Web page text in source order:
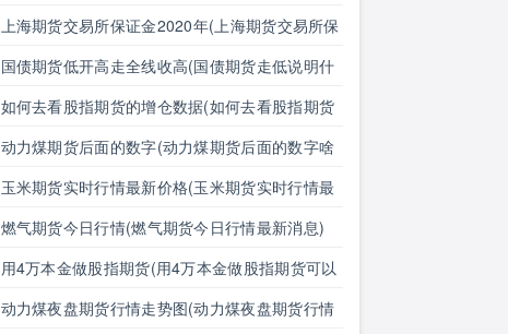
上海期货交易所保证金2020年(上海期货交易所保
证金2020年是多少)
国债期货低开高走全线收高(国债期货走低说明什
么)
如何去看股指期货的增仓数据(如何去看股指期货
的增仓数据呢)
动力煤期货后面的数字(动力煤期货后面的数字啥
意思)
玉米期货实时行情最新价格(玉米期货实时行情最
新价格表)
燃气期货今日行情(燃气期货今日行情最新消息)
用4万本金做股指期货(用4万本金做股指期货可以
吗)
动力煤夜盘期货行情走势图(动力煤夜盘期货行情